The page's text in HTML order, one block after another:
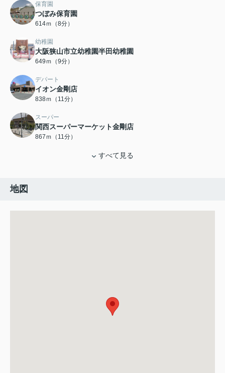
保育園
つぼみ保育園
614ｍ（8分）
幼稚園
大阪狭山市立幼稚園半田幼稚園
649ｍ（9分）
デパート
イオン金剛店
838ｍ（11分）
スーパー
関西スーパーマーケット金剛店
867ｍ（11分）
すべて見る
地図